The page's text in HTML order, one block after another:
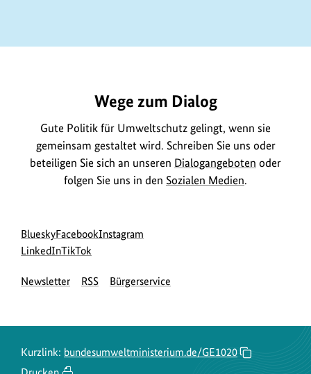
Wege zum Dialog
Gute Politik für Umweltschutz gelingt, wenn sie
gemeinsam gestaltet wird. Schreiben Sie uns oder
beteiligen Sie sich an unseren Dialogangeboten oder
folgen Sie uns in den Sozialen Medien.
Social
Media
Blueskyzur
Bluesky-
des
Facebookzur
des
Instagram
des
LinkedInzur
Seite
zur
Seite
TikTok
Newsletter RSS Bürgerservice
Kurzlink: bundesumweltministerium.de/GE1020